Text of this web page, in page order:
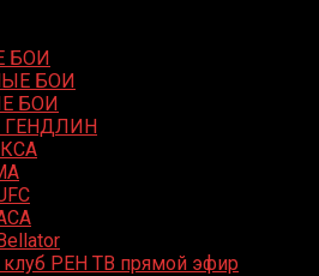
БОИ
БОИ
БОИ
РЕН ТВ прямой эфир